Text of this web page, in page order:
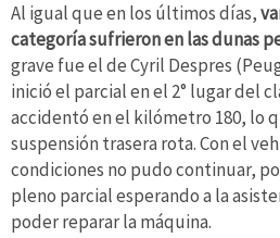
Al igual que en los últimos días,
categoría sufrieron en las dunas
grave fue el de Cyril Despres
inició el parcial en el 2° lugar del
accidentó en el kilómetro 180, lo
suspensión trasera rota. Con el
condiciones no pudo continuar,
pleno parcial esperando a la
poder reparar la máquina.